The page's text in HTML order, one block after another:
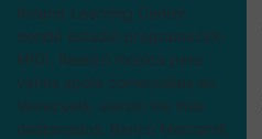
Roland Learning Center
donde estudió programación
MIDI. Realizó música para
varios spots comerciales en
Venezuela, siendo los más
destacados, Banco Mercantil,